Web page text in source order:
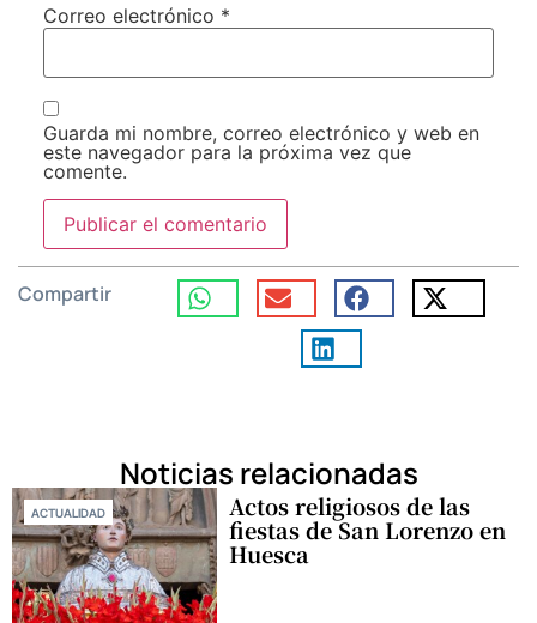
Correo electrónico *
Guarda mi nombre, correo electrónico y web en
este navegador para la próxima vez que
comente.
Compartir
Noticias relacionadas
ACTUALIDAD Actos religiosos de las
fiestas de San Lorenzo en
Huesca